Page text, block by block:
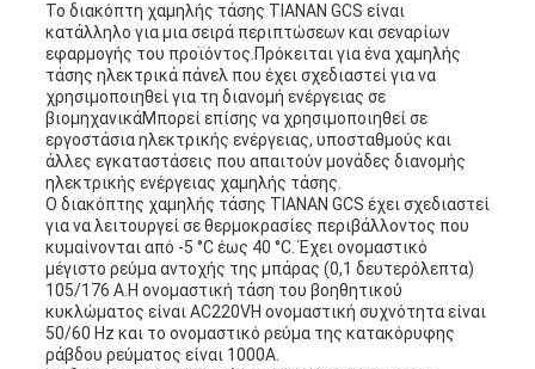
Το διακόπτη χαμηλής τάσης TIANAN GCS είναι
κατάλληλο για μια σειρά περιπτώσεων και σεναρίων
εφαρμογής του προϊόντος.Πρόκειται για ένα χαμηλής
τάσης ηλεκτρικά πάνελ που έχει σχεδιαστεί για να
χρησιμοποιηθεί για τη διανομή ενέργειας σε
βιομηχανικάΜπορεί επίσης να χρησιμοποιηθεί σε
εργοστάσια ηλεκτρικής ενέργειας, υποσταθμούς και
άλλες εγκαταστάσεις που απαιτούν μονάδες διανομής
ηλεκτρικής ενέργειας χαμηλής τάσης.
Ο διακόπτης χαμηλής τάσης TIANAN GCS έχει σχεδιαστεί
για να λειτουργεί σε θερμοκρασίες περιβάλλοντος που
κυμαίνονται από -5 °C έως 40 °C. Έχει ονομαστικό
μέγιστο ρεύμα αντοχής της μπάρας (0,1 δευτερόλεπτα)
105/176 A.Η ονομαστική τάση του βοηθητικού
κυκλώματος είναι AC220VΗ ονομαστική συχνότητα είναι
50/60 Hz και το ονομαστικό ρεύμα της κατακόρυφης
ράβδου ρεύματος είναι 1000A.